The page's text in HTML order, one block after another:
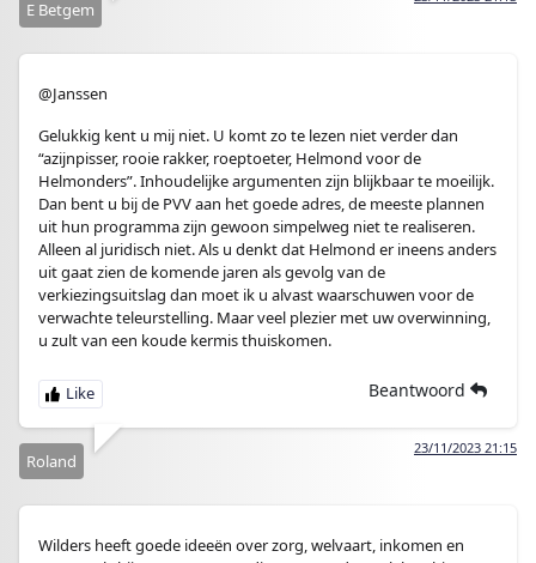
E Betgem
@Janssen
Gelukkig kent u mij niet. U komt zo te lezen niet verder dan
“azijnpisser, rooie rakker, roeptoeter, Helmond voor de
Helmonders”. Inhoudelijke argumenten zijn blijkbaar te moeilijk.
Dan bent u bij de PVV aan het goede adres, de meeste plannen
uit hun programma zijn gewoon simpelweg niet te realiseren.
Alleen al juridisch niet. Als u denkt dat Helmond er ineens anders
uit gaat zien de komende jaren als gevolg van de
verkiezingsuitslag dan moet ik u alvast waarschuwen voor de
verwachte teleurstelling. Maar veel plezier met uw overwinning,
u zult van een koude kermis thuiskomen.
Beantwoord
23/11/2023 21:15
Roland
Wilders heeft goede ideeën over zorg, welvaart, inkomen en